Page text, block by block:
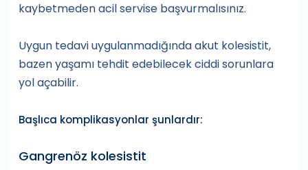
kaybetmeden acil servise başvurmalısınız.
Uygun tedavi uygulanmadığında akut kolesistit,
bazen yaşamı tehdit edebilecek ciddi sorunlara
yol açabilir.
Başlıca komplikasyonlar şunlardır:
Gangrenöz kolesistit